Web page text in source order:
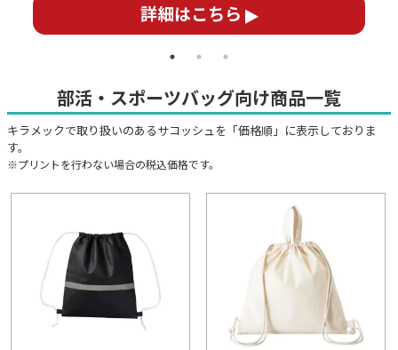
詳細はこちら
部活・スポーツバッグ向け商品一覧
キラメックで取り扱いのあるサコッシュを「価格順」に表示しておりま
す。
※プリントを行わない場合の税込価格です。